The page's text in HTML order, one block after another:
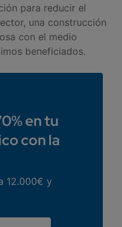
para reducir el
una construcción
con el medio
beneficiados.
en tu
con la
12.000€ y